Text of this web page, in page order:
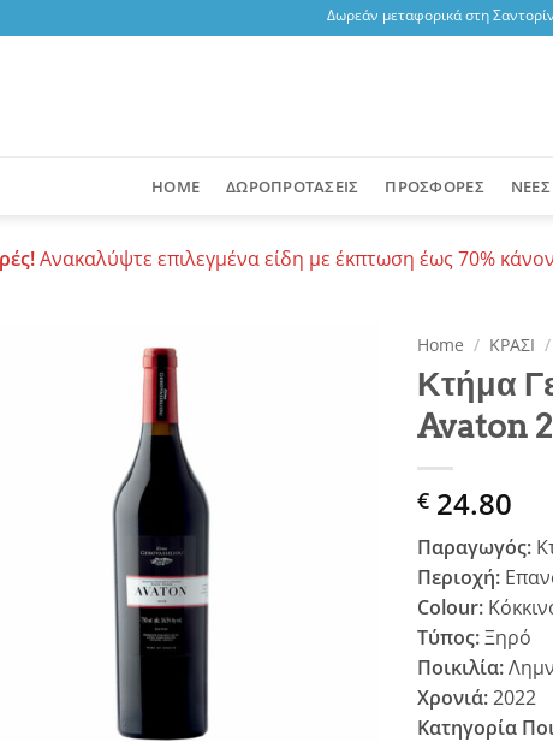
Δωρεάν μεταφορικά στη
HOME ΔΩΡΟΠΡΟΤΑΣΕΙΣ ΠΡΟΣΦΟΡΕΣ ΝΕΕΣ
Ανακαλύψτε επιλεγμένα είδη με έκπτωση έως 70%
Home / ΚΡΑΣΙ /
Κτήμα
Avaton
€ 24.80
Παραγωγός:
Περιοχή:
Colour:
Τύπος:Ξηρό
Ποικιλία:
Χρονιά:2022
Κατηγορία